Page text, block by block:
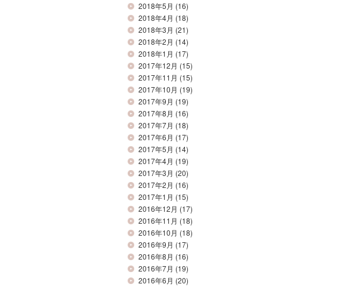
2018年5月 (16)
2018年4月 (18)
2018年3月 (21)
2018年2月 (14)
2018年1月 (17)
2017年12月 (15)
2017年11月 (15)
2017年10月 (19)
2017年9月 (19)
2017年8月 (16)
2017年7月 (18)
2017年6月 (17)
2017年5月 (14)
2017年4月 (19)
2017年3月 (20)
2017年2月 (16)
2017年1月 (15)
2016年12月 (17)
2016年11月 (18)
2016年10月 (18)
2016年9月 (17)
2016年8月 (16)
2016年7月 (19)
2016年6月 (20)